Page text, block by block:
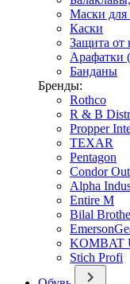
Маски для
Каски
Защита от
Арафатки
Банданы
Бренды:
Rothco
R & B
Propper
TEXAR
Pentagon
Condor
Alpha
Entire M
Bilal
KOMBAT
Stich Profi